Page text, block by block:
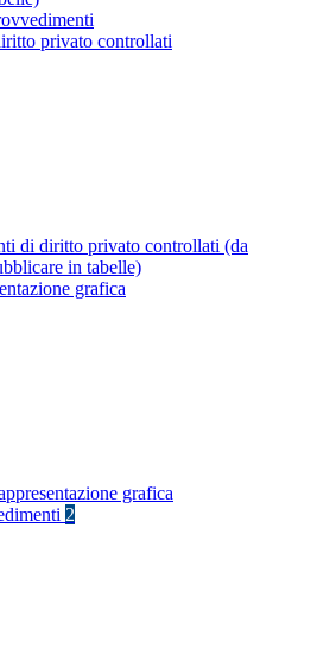
privato controllati
di diritto privato controllati (da
in tabelle)
grafica
grafica
2